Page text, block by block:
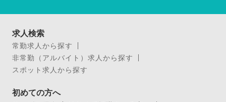
求人検索
常勤求人から探す
非常勤（アルバイト）求人から探す
スポット求人から探す
初めての方へ